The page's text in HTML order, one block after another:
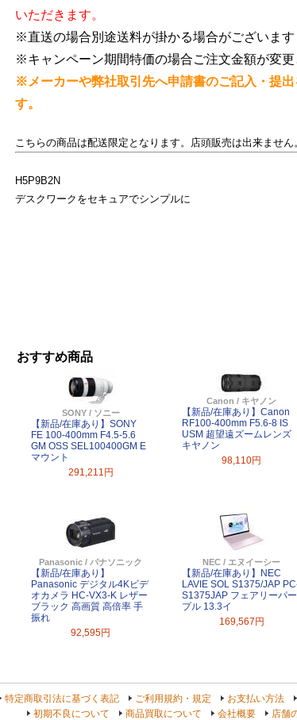
いただきます。
※直送の場合別途送料が掛かる場合がございます
※キャンペーン期間特価の場合ご注文金額が変更
※メーカーや弊社取引先へ申請書のご記入・提
す。
こちらの商品は配送限定となります。店頭販売は出来ません
H5P9B2N
デスクワークをセキュアでシンプルに
おすすめ商品
SONY / ソニー
【新品/在庫あり】SONY
FE 100-400mm F4.5-5.6
GM OSS SEL100400GM E
マウント
291,211円
Canon / キヤノン
【新品/在庫あり】Canon
RF100-400mm F5.6-8 IS
USM 超望遠ズームレンズ
キヤノン
98,110円
Panasonic / パナソニック
【新品/在庫あり】
Panasonic デジタル4Kビデ
オカメラ HC-VX3-K レザー
ブラック 高画質 高倍率 手
振れ
92,595円
NEC / エヌイーシー
【新品/在庫あり】NEC
LAVIE SOL S1375/JAP
S1375JAP フェアリーパー
プル 13.3イ
169,567円
特定商取引法に基づく表記 ご利用規約・規定 お支払い方法
初期不良について
商品買取について 会社概要 店舗